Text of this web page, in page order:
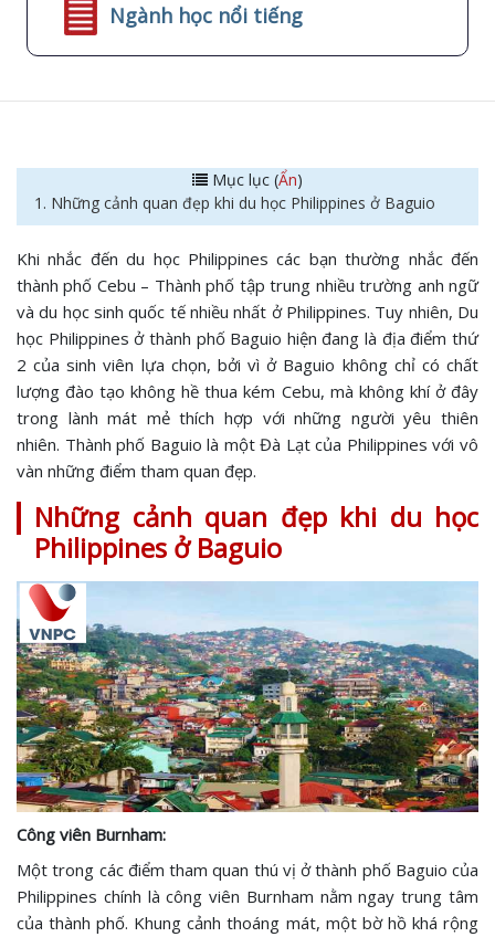
Ngành học nổi tiếng
Mục lục (Ẩn)
1. Những cảnh quan đẹp khi du học Philippines ở Baguio
Khi nhắc đến du học Philippines các bạn thường nhắc đến
thành phố Cebu – Thành phố tập trung nhiều trường anh ngữ
và du học sinh quốc tế nhiều nhất ở Philippines. Tuy nhiên, Du
học Philippines ở thành phố Baguio hiện đang là địa điểm thứ
2 của sinh viên lựa chọn, bởi vì ở Baguio không chỉ có chất
lượng đào tạo không hề thua kém Cebu, mà không khí ở đây
trong lành mát mẻ thích hợp với những người yêu thiên
nhiên. Thành phố Baguio là một Đà Lạt của Philippines với vô
vàn những điểm tham quan đẹp.
Những cảnh quan đẹp khi du học
Philippines ở Baguio
Công viên Burnham:
Một trong các điểm tham quan thú vị ở thành phố Baguio của
Philippines chính là công viên Burnham nằm ngay trung tâm
của thành phố. Khung cảnh thoáng mát, một bờ hồ khá rộng